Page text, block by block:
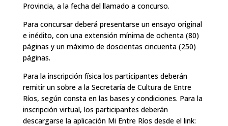
Provincia, a la fecha del llamado a concurso.
Para concursar deberá presentarse un ensayo original
e inédito, con una extensión mínima de ochenta (80)
páginas y un máximo de doscientas cincuenta (250)
páginas.
Para la inscripción física los participantes deberán
remitir un sobre a la Secretaría de Cultura de Entre
Ríos, según consta en las bases y condiciones. Para la
inscripción virtual, los participantes deberán
descargarse la aplicación Mi Entre Ríos desde el link: